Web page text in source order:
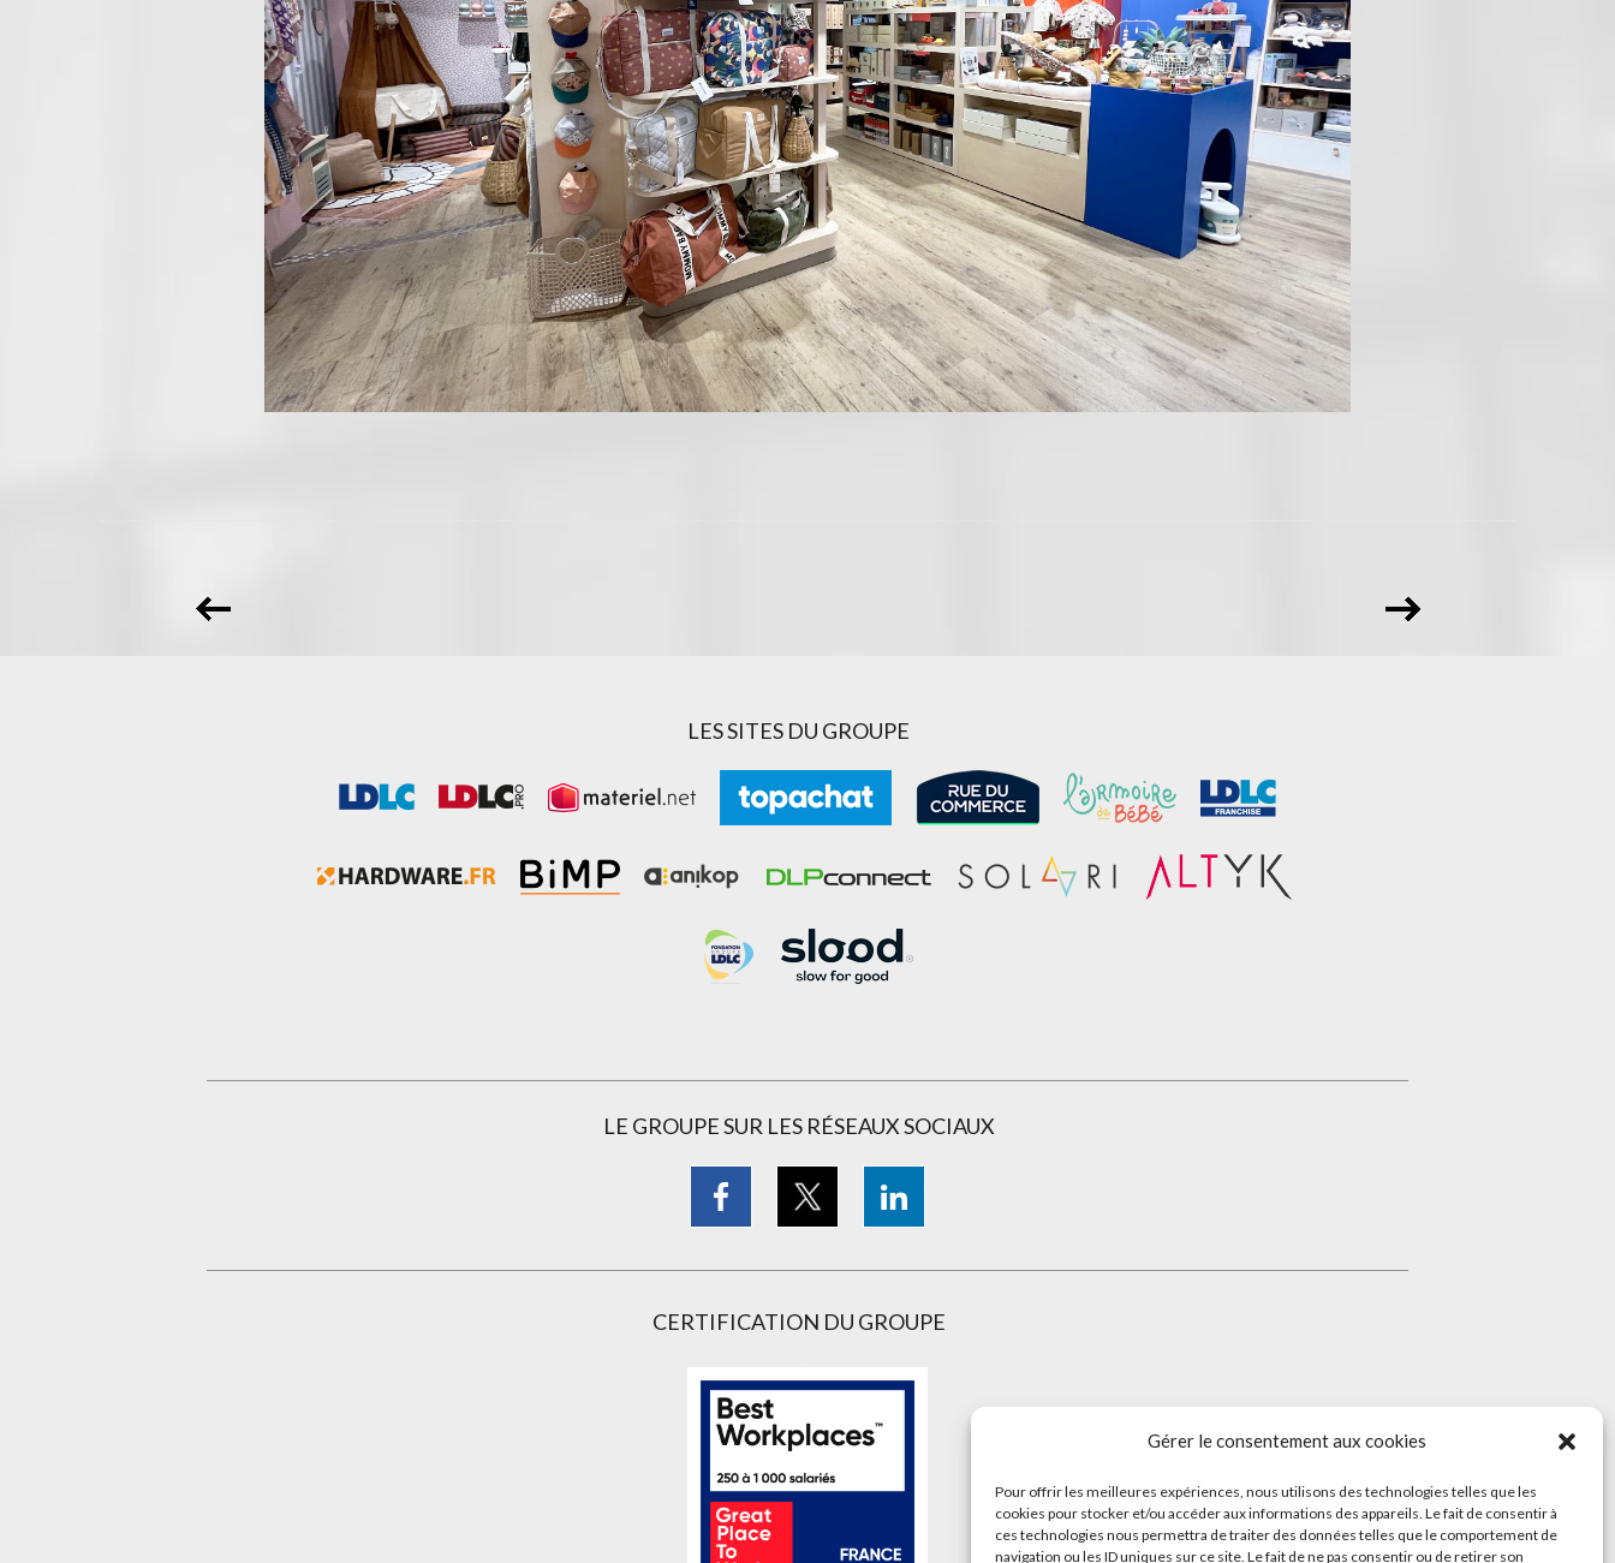
Gérer le consentement aux cookies
Pour offrir les meilleures expériences, nous utilisons des technologies telles que les
cookies pour stocker et/ou accéder aux informations des appareils. Le fait de consentir à
ces technologies nous permettra de traiter des données telles que le comportement de
navigation ou les ID uniques sur ce site. Le fait de ne pas consentir ou de retirer son
LES SITES DU GROUPE
LE GROUPE SUR LES RÉSEAUX SOCIAUX
CERTIFICATION DU GROUPE